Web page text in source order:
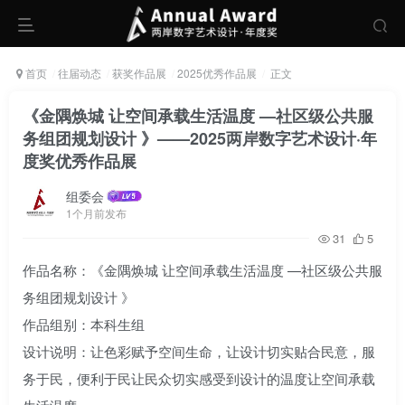
首页 往届动态 获奖作品展 2025优秀作品展 正文
《金隅焕城 让空间承载生活温度 —社区级公共服
务组团规划设计 》——2025两岸数字艺术设计·年
度奖优秀作品展
组委会
1个月前发布
31 5
作品名称：《金隅焕城 让空间承载生活温度 —社区级公共服
务组团规划设计 》
作品组别：本科生组
设计说明：让色彩赋予空间生命，让设计切实贴合民意，服
务于民，便利于民让民众切实感受到设计的温度让空间承载